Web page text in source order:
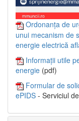
Ordonanța de
unui mecanism de
energie electrică
Informații utile
energie (pdf)
Formular de
ePIDS - Serviciul